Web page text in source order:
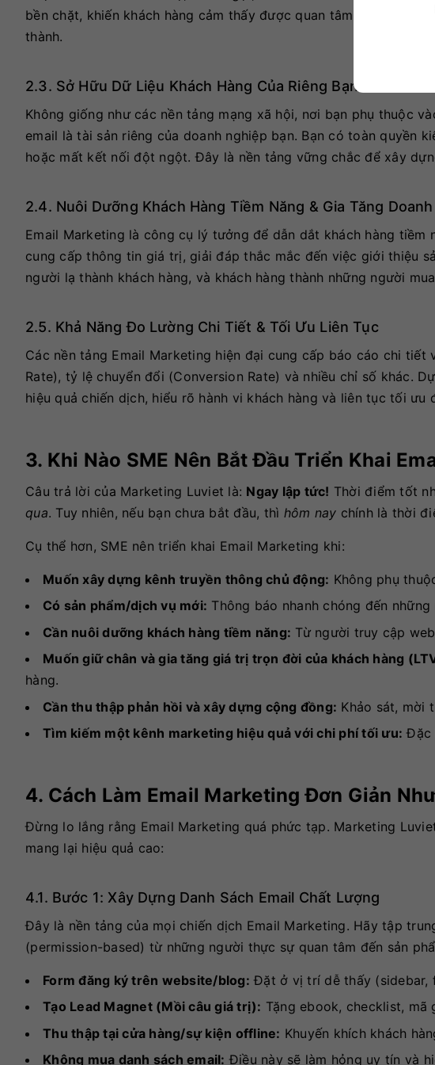
bền chặt, khiến khách hàng cảm thấy được quan tâm và đánh
thành.
2.3. Sở Hữu Dữ Liệu Khách Hàng Của Riêng Bạn
Không giống như các nền tảng mạng xã hội, nơi bạn phụ thuộc
email là tài sản riêng của doanh nghiệp bạn. Bạn có toàn quyền
hoặc mất kết nối đột ngột. Đây là nền tảng vững chắc để xây
2.4. Nuôi Dưỡng Khách Hàng Tiềm Năng & Gia Tăng
Email Marketing là công cụ lý tưởng để dẫn dắt khách hàng tiềm
cung cấp thông tin giá trị, giải đáp thắc mắc đến việc giới thiệu
người lạ thành khách hàng, và khách hàng thành những người
2.5. Khả Năng Đo Lường Chi Tiết & Tối Ưu Liên Tục
Các nền tảng Email Marketing hiện đại cung cấp báo cáo chi
Rate), tỷ lệ chuyển đổi (Conversion Rate) và nhiều chỉ số khác.
hiệu quả chiến dịch, hiểu rõ hành vi khách hàng và liên tục tối
3. Khi Nào SME Nên Bắt Đầu Triển Khai
Câu trả lời của Marketing Luviet là: Ngay lập tức! Thời điểm tốt
qua. Tuy nhiên, nếu bạn chưa bắt đầu, thì hôm nay chính là thời
Cụ thể hơn, SME nên triển khai Email Marketing khi:
Muốn xây dựng kênh truyền thông chủ động: Không phụ
Có sản phẩm/dịch vụ mới: Thông báo nhanh chóng đến
Cần nuôi dưỡng khách hàng tiềm năng: Từ người truy cập
Muốn giữ chân và gia tăng giá trị trọn đời của khách hàng
hàng.
Cần thu thập phản hồi và xây dựng cộng đồng: Khảo sát, mời
Tìm kiếm một kênh marketing hiệu quả với chi phí tối ưu: Đặc
4. Cách Làm Email Marketing Đơn Giản
Đừng lo lắng rằng Email Marketing quá phức tạp. Marketing
mang lại hiệu quả cao:
4.1. Bước 1: Xây Dựng Danh Sách Email Chất Lượng
Đây là nền tảng của mọi chiến dịch Email Marketing. Hãy tập
(permission-based) từ những người thực sự quan tâm đến sản
Form đăng ký trên website/blog: Đặt ở vị trí dễ thấy (sidebar,
Tạo Lead Magnet (Mồi câu giá trị): Tặng ebook, checklist, mã
Thu thập tại cửa hàng/sự kiện offline: Khuyến khích khách
Không mua danh sách email: Điều này sẽ làm hỏng uy tín và